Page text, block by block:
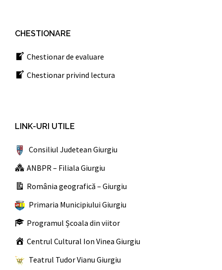
CHESTIONARE
Chestionar de evaluare
Chestionar privind lectura
LINK-URI UTILE
Consiliul Judetean Giurgiu
ANBPR – Filiala Giurgiu
România geografică – Giurgiu
Primaria Municipiului Giurgiu
Programul Școala din viitor
Centrul Cultural Ion Vinea Giurgiu
Teatrul Tudor Vianu Giurgiu